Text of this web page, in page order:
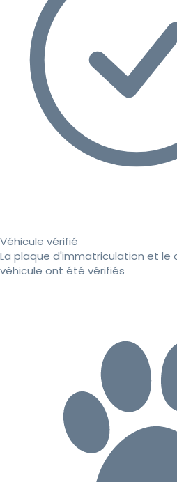
Véhicule vérifié
La plaque d'immatriculation et le
véhicule ont été vérifiés